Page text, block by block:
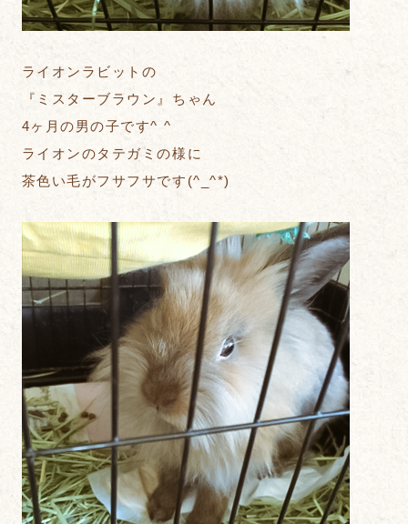
ライオンラビットの
『ミスターブラウン』ちゃん
4ヶ月の男の子です^ ^
ライオンのタテガミの様に
茶色い毛がフサフサです(^_^*)